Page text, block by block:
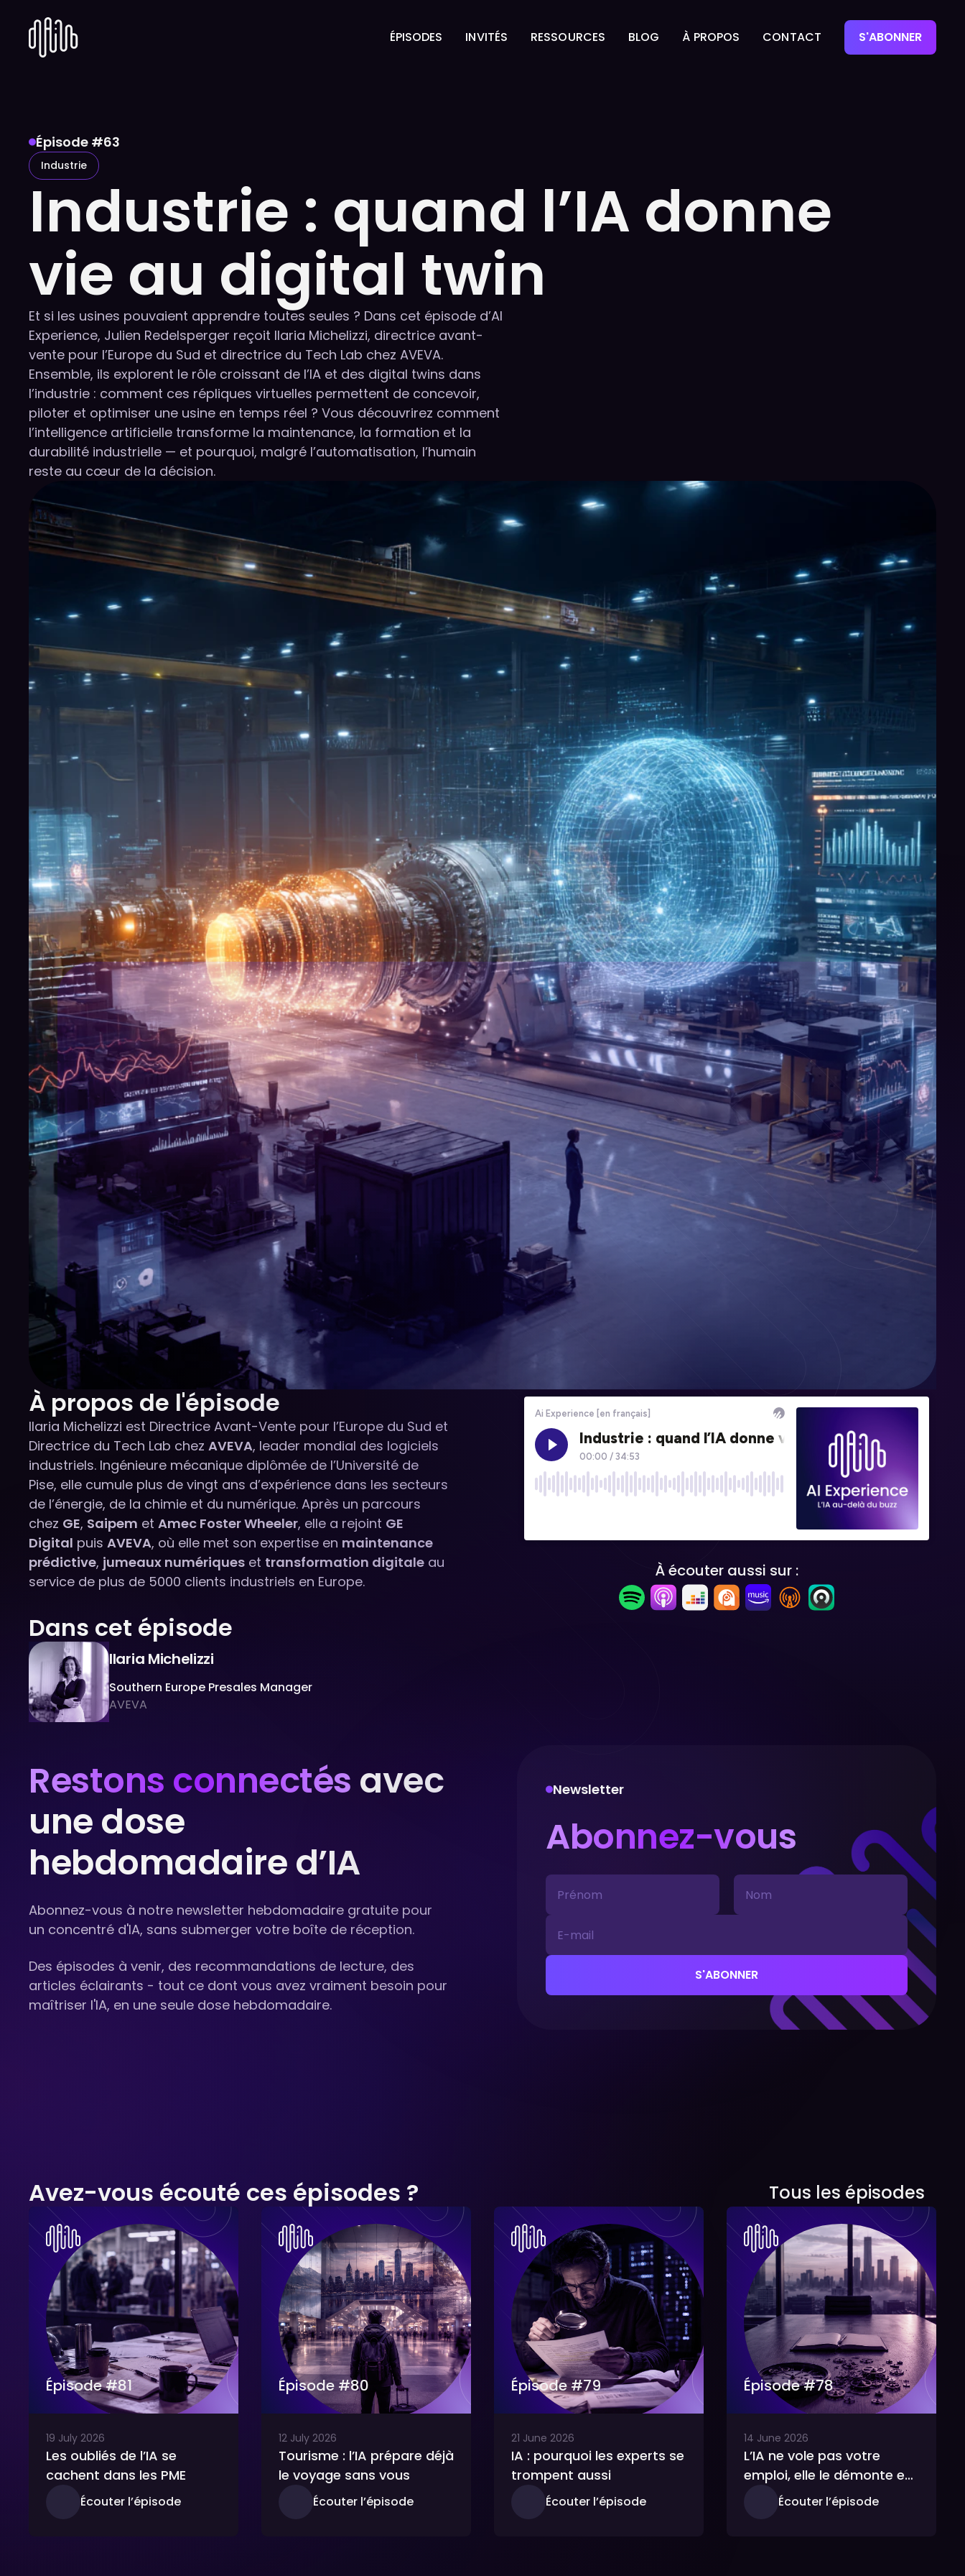
ÉPISODES
INVITÉS
RESSOURCES
BLOG
À PROPOS
CONTACT
S'ABONNER
Épisode #63
Industrie
Industrie : quand l’IA donne
vie au digital twin
Et si les usines pouvaient apprendre toutes seules ? Dans cet épisode d’AI
Experience, Julien Redelsperger reçoit Ilaria Michelizzi, directrice avant-
vente pour l’Europe du Sud et directrice du Tech Lab chez AVEVA.
Ensemble, ils explorent le rôle croissant de l’IA et des digital twins dans
l’industrie : comment ces répliques virtuelles permettent de concevoir,
piloter et optimiser une usine en temps réel ? Vous découvrirez comment
l’intelligence artificielle transforme la maintenance, la formation et la
durabilité industrielle — et pourquoi, malgré l’automatisation, l’humain
reste au cœur de la décision.
À propos de l'épisode
Ilaria Michelizzi est Directrice Avant-Vente pour l’Europe du Sud et
Directrice du Tech Lab chez AVEVA, leader mondial des logiciels
industriels. Ingénieure mécanique diplômée de l’Université de
Pise, elle cumule plus de vingt ans d’expérience dans les secteurs
de l’énergie, de la chimie et du numérique. Après un parcours
chez GE, Saipem et Amec Foster Wheeler, elle a rejoint GE
Digital puis AVEVA, où elle met son expertise en maintenance
prédictive, jumeaux numériques et transformation digitale au
service de plus de 5000 clients industriels en Europe.
Dans cet épisode
Ilaria Michelizzi
Southern Europe Presales Manager
AVEVA
À écouter aussi sur :
Restons connectés avec
une dose
hebdomadaire d’IA
Abonnez-vous à notre newsletter hebdomadaire gratuite pour
un concentré d'IA, sans submerger votre boîte de réception.
Des épisodes à venir, des recommandations de lecture, des
articles éclairants - tout ce dont vous avez vraiment besoin pour
maîtriser l'IA, en une seule dose hebdomadaire.
Newsletter
Abonnez-vous
Avez-vous écouté ces épisodes ?
Tous les épisodes
Tous les épisodes
Épisode #81
19 July 2026
Les oubliés de l’IA se
cachent dans les PME
Écouter l’épisode
Épisode #80
12 July 2026
Tourisme : l’IA prépare déjà
le voyage sans vous
Écouter l’épisode
Épisode #79
21 June 2026
IA : pourquoi les experts se
trompent aussi
Écouter l’épisode
Épisode #78
14 June 2026
L’IA ne vole pas votre
emploi, elle le démonte en
piècesÉcouter l’épisode